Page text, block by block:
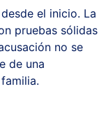
el inicio. La
pruebas sólidas
no se
de una